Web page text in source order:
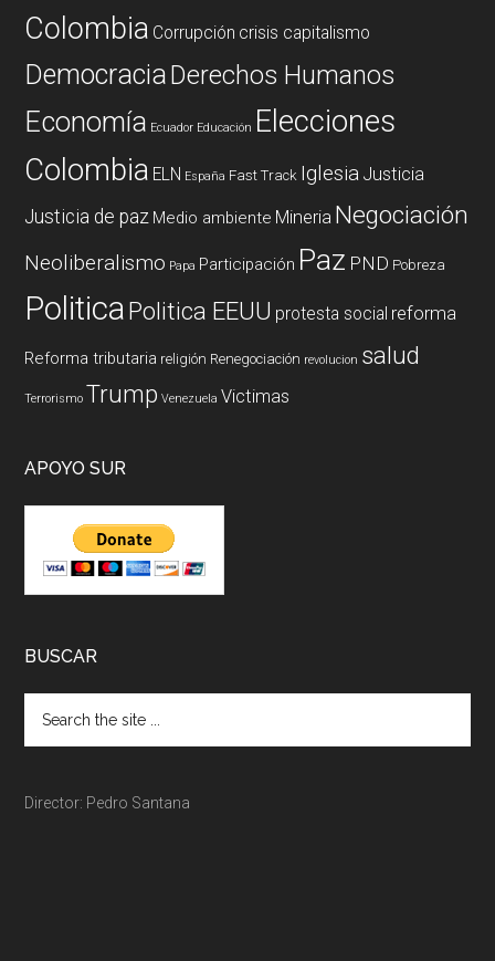
Colombia Corrupción crisis capitalismo
DemocraciaDerechos Humanos
Economía Ecuador Educación Elecciones
Colombia ELN España Fast Track Iglesia Justicia
Justicia de paz Medio ambiente Mineria Negociación
Neoliberalismo Papa Participación Paz PND Pobreza
PoliticaPolitica EEUU protesta social reforma
Reforma tributaria religión Renegociación revolucion salud
Terrorismo Trump Venezuela Victimas
APOYO SUR
BUSCAR
Director: Pedro Santana